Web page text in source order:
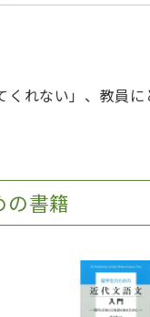
れない」、教員
の書籍